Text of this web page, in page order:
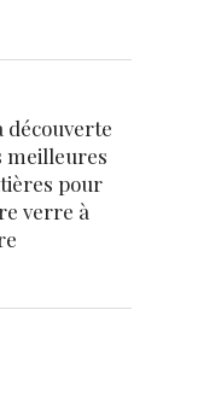
découverte
meilleures
pour
verre à